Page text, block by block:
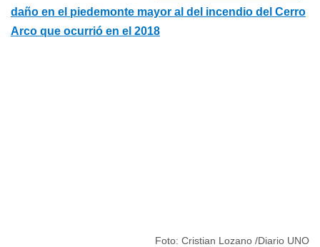
daño en el piedemonte mayor al del incendio del Cerro
Arco que ocurrió en el 2018
Foto: Cristian Lozano /Diario UNO